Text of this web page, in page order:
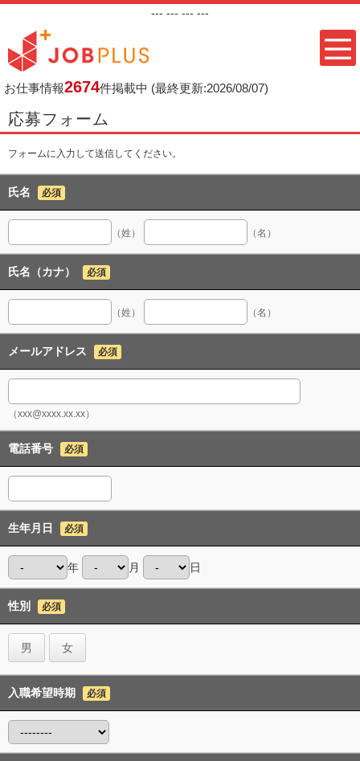
--- --- --- ---
お仕事情報2674件掲載中 (最終更新:2026/08/07)
応募フォーム
フォームに入力して送信してください。
氏名 必須
（姓） （名）
氏名（カナ） 必須
（姓） （名）
メールアドレス 必須
（xxx@xxxx.xx.xx）
電話番号 必須
生年月日 必須
年 月 日
性別 必須
男 女
入職希望時期 必須